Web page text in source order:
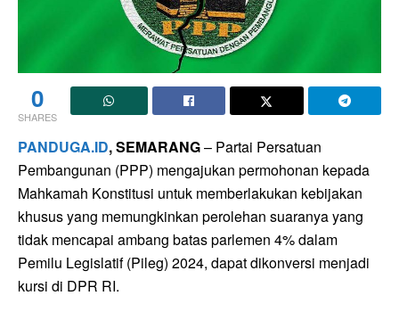
0
SHARES
PANDUGA.ID, SEMARANG– Partai Persatuan
Pembangunan (PPP) mengajukan permohonan kepada
Mahkamah Konstitusi untuk memberlakukan kebijakan
khusus yang memungkinkan perolehan suaranya yang
tidak mencapai ambang batas parlemen 4% dalam
Pemilu Legislatif (Pileg) 2024, dapat dikonversi menjadi
kursi di DPR RI.